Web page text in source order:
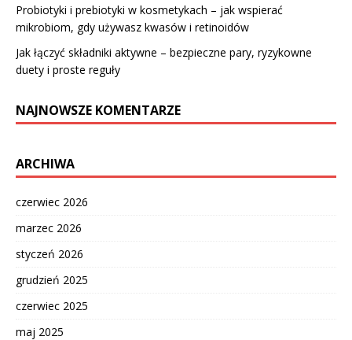
Probiotyki i prebiotyki w kosmetykach – jak wspierać
mikrobiom, gdy używasz kwasów i retinoidów
Jak łączyć składniki aktywne – bezpieczne pary, ryzykowne
duety i proste reguły
NAJNOWSZE KOMENTARZE
ARCHIWA
czerwiec 2026
marzec 2026
styczeń 2026
grudzień 2025
czerwiec 2025
maj 2025